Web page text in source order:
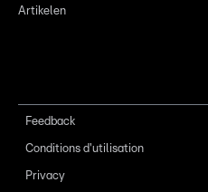
Artikelen
Feedback
Conditions d'utilisation
Privacy